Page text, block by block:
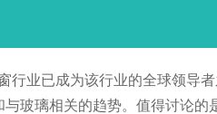
业已成为该行业的全球领导
玻璃相关的趋势。值得讨论